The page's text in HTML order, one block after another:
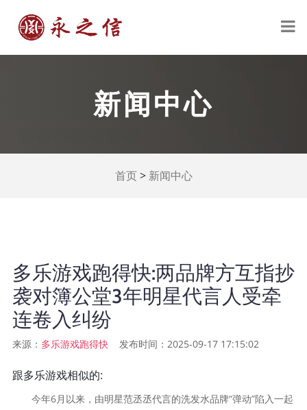
新闻中心
首页> 新闻中心
多乐游戏跑得快:两品牌方互指抄
袭对簿公堂3年明星代言人受牵
连卷入纠纷
来源： 多乐游戏跑得快发布时间：2025-09-17 17:15:02
跟多乐游戏相似的:
今年6月以来，由明星范丞丞代言的洗发水品牌“弹动”陷入一起